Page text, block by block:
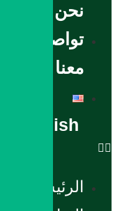
نحن
تواصل
معنا
English
الرئيسية